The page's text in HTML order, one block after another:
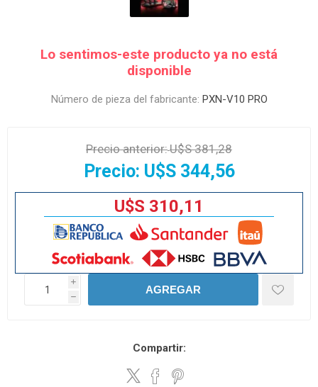
Lo sentimos-este producto ya no está
disponible
Número de pieza del fabricante: PXN-V10 PRO
Precio anterior:U$S 381,28
Precio: U$S 344,56
U$S 310,11
i
h
AGREGAR
Compartir: